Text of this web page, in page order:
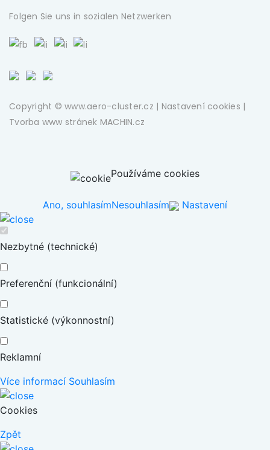
Folgen Sie uns in sozialen Netzwerken
Copyright © www.aero-cluster.cz | Nastavení cookies |
Tvorba www stránek MACHIN.cz
Používáme cookies
Ano, souhlasímNesouhlasím Nastavení
Nezbytné (technické)
Preferenční (funkcionální)
Statistické (výkonnostní)
Reklamní
Více informací Souhlasím
Cookies
Zpět